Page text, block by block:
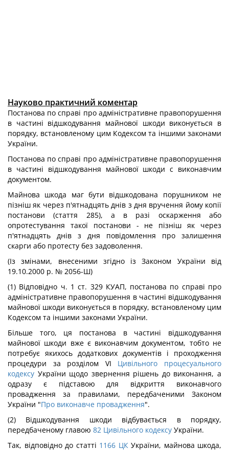
Науково практичний коментар
Постанова по справі про адміністративне правопорушення
в частині відшкодування майнової шкоди виконується в
порядку, встановленому цим Кодексом та іншими законами
України.
Постанова по справі про адміністративне правопорушення
в частині відшкодування майнової шкоди с виконавчим
документом.
Майнова шкода маг бути відшкодована порушником не
пізніш як через п'ятнадцять днів з дня вручення йому копії
постанови (стаття 285), а в разі оскарження або
опротестування такої постанови - не пізніш як через
п'ятнадцять днів з дня повідомлення про залишення
скарги або протесту без задоволення.
(Із змінами, внесеними згідно із Законом України від
19.10.2000 р. № 2056-Ш)
(1) Відповідно ч. 1 ст. 329 КУАП, постанова по справі про
адміністративне правопорушення в частині відшкодування
майнової шкоди виконується в порядку, встановленому цим
Кодексом та іншими законами України.
Більше того, ця постанова в частині відшкодування
майнової шкоди вже є виконавчим документом, тобто не
потребує якихось додаткових документів і проходження
процедури за розділом VI Цивільного процесуального
кодексу України щодо звернення рішень до виконання, а
одразу є підставою для відкриття виконавчого
провадження за правилами, передбаченими Законом
України "Про виконавче провадження".
(2) Відшкодування шкоди відбувається в порядку,
передбаченому главою 82 Цивільного кодексу України.
Так, відповідно до статті 1166 ЦКУкраїни, майнова шкода,